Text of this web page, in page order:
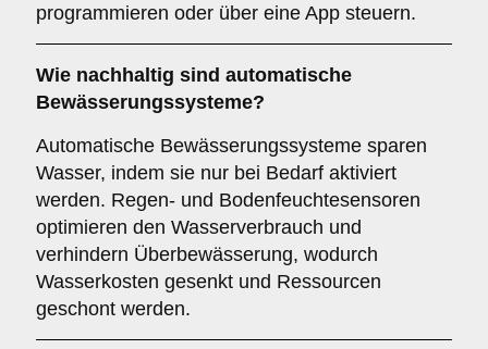
programmieren oder über eine App steuern.
Wie nachhaltig sind automatische
Bewässerungssysteme?
Automatische Bewässerungssysteme sparen
Wasser, indem sie nur bei Bedarf aktiviert
werden. Regen- und Bodenfeuchtesensoren
optimieren den Wasserverbrauch und
verhindern Überbewässerung, wodurch
Wasserkosten gesenkt und Ressourcen
geschont werden.